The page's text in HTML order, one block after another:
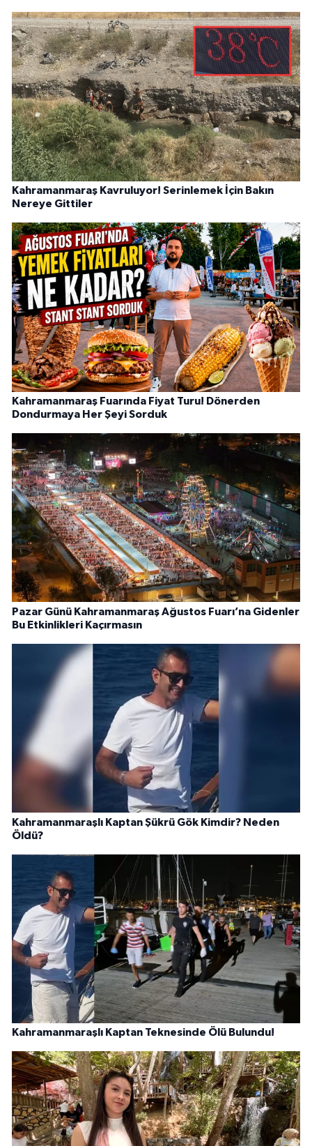
Kahramanmaraş Kavruluyor! Serinlemek İçin Bakın
Nereye Gittiler
Kahramanmaraş Fuarında Fiyat Turu! Dönerden
Dondurmaya Her Şeyi Sorduk
Pazar Günü Kahramanmaraş Ağustos Fuarı’na Gidenler
Bu Etkinlikleri Kaçırmasın
Kahramanmaraşlı Kaptan Şükrü Gök Kimdir? Neden
Öldü?
Kahramanmaraşlı Kaptan Teknesinde Ölü Bulundu!